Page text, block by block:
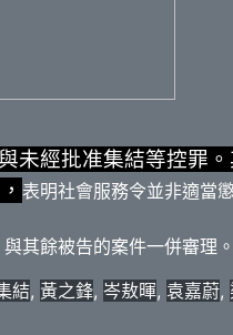
未經批准集結等控罪
表明社會服務令並非適當
其餘被告的案件一併審理。
結, 黃之鋒, 岑敖暉, 袁嘉蔚,